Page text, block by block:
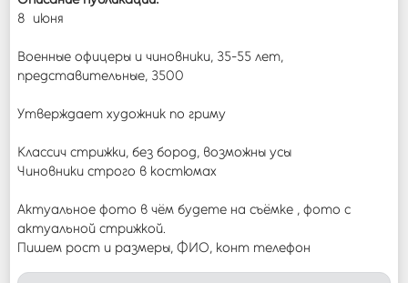
8 июня
Военные офицеры и чиновники, 35-55 лет,
представительные, 3500
Утверждает художник по гриму
Классич стрижки, без бород, возможны усы
Чиновники строго в костюмах
Актуальное фото в чём будете на съёмке , фото с
актуальной стрижкой.
Пишем рост и размеры, ФИО, конт телефон